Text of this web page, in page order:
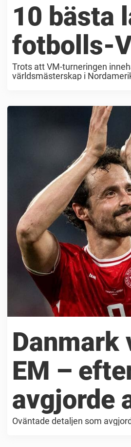
10 bästa
fotbolls-
Trots att VM-turneringen
världsmästerskap i
EM –
avgjorde
Oväntade detaljen som